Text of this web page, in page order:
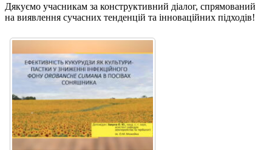
Дякуємо учасникам за конструктивний діалог, спрямований
на виявлення сучасних тенденцій та інноваційних підходів!